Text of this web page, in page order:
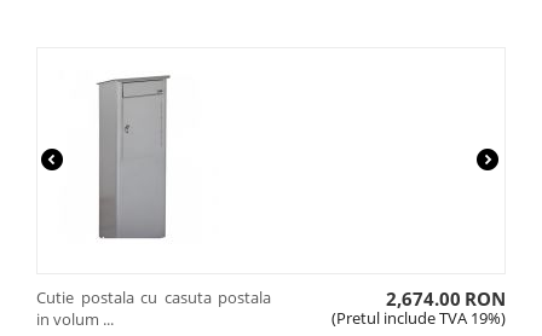
Cutie postala cu casuta postala
in volum ...
2,674.00 RON
(Pretul include TVA 19%)